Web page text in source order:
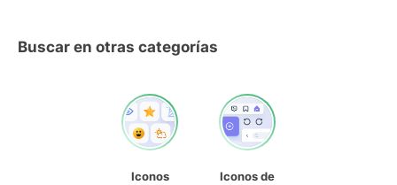
Buscar en otras categorías
Iconos
Iconos de